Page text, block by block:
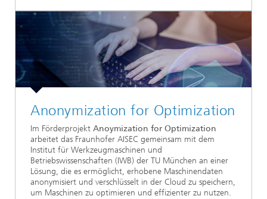
Anonymization for Optimization
Im Förderprojekt Anoymization for Optimization
arbeitet das Fraunhofer AISEC gemeinsam mit dem
Institut für Werkzeugmaschinen und
Betriebswissenschaften (IWB) der TU München an einer
Lösung, die es ermöglicht, erhobene Maschinendaten
anonymisiert und verschlüsselt in der Cloud zu speichern,
um Maschinen zu optimieren und effizienter zu nutzen.